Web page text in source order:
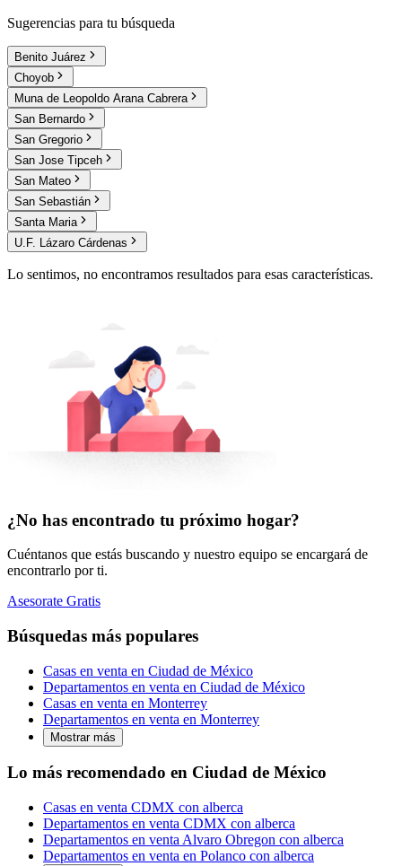
Sugerencias para tu búsqueda
Benito Juárez
Choyob
Muna de Leopoldo Arana Cabrera
San Bernardo
San Gregorio
San Jose Tipceh
San Mateo
San Sebastián
Santa Maria
U.F. Lázaro Cárdenas
Lo sentimos, no encontramos resultados para esas características.
¿No has encontrado tu próximo hogar?
Cuéntanos que estás buscando y nuestro equipo se encargará de
encontrarlo por ti.
Asesorate Gratis
Búsquedas más populares
Casas en venta en Ciudad de México
Departamentos en venta en Ciudad de México
Casas en venta en Monterrey
Departamentos en venta en Monterrey
Mostrar más
Lo más recomendado en Ciudad de México
Casas en venta CDMX con alberca
Departamentos en venta CDMX con alberca
Departamentos en venta Alvaro Obregon con alberca
Departamentos en venta en Polanco con alberca